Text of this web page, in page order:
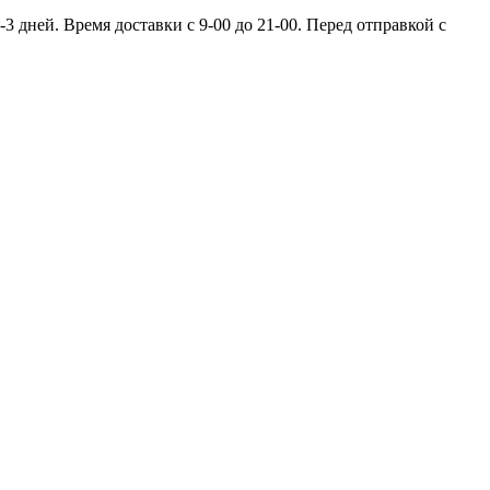
дней. Время доставки с 9-00 до 21-00. Перед отправкой с